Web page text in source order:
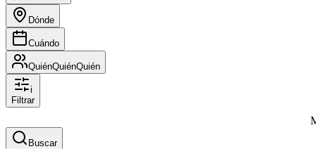
Dónde
Cuándo
QuiénQuiénQuién
i
Filtrar
Buscar